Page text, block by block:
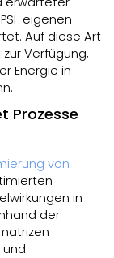
eigenen
Auf diese Art
Verfügung,
Energie in
Prozesse
von
in
der